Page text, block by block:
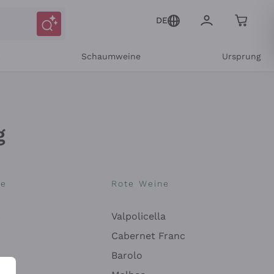
DE
Schaumweine Ursprung
Rote Weine
Valpolicella
Cabernet Franc
Barolo
und personalisierten Angeboten